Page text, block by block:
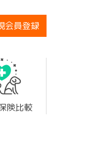
会員登録
険比較